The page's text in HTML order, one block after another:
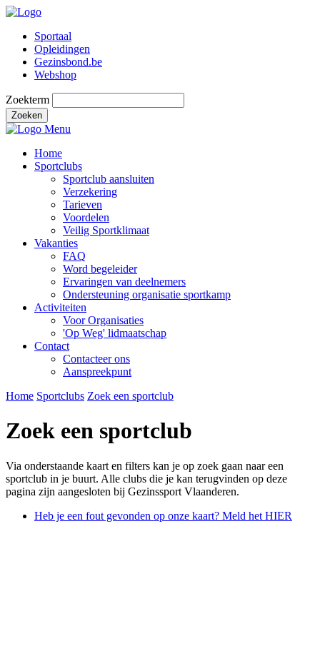
Sportaal
Opleidingen
Gezinsbond.be
Webshop
Zoekterm
Zoeken
Menu
Home
Sportclubs
Sportclub aansluiten
Verzekering
Tarieven
Voordelen
Veilig Sportklimaat
Vakanties
FAQ
Word begeleider
Ervaringen van deelnemers
Ondersteuning organisatie sportkamp
Activiteiten
Voor Organisaties
'Op Weg' lidmaatschap
Contact
Contacteer ons
Aanspreekpunt
Home Sportclubs Zoek een sportclub
Zoek een sportclub
Via onderstaande kaart en filters kan je op zoek gaan naar een
sportclub in je buurt. Alle clubs die je kan terugvinden op deze
pagina zijn aangesloten bij Gezinssport Vlaanderen.
Heb je een fout gevonden op onze kaart? Meld het HIER